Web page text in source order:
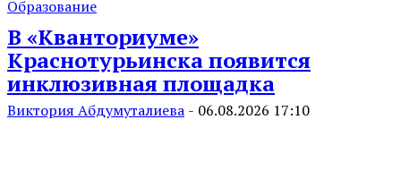
Образование
В «Кванториуме»
Краснотурьинска появится
инклюзивная площадка
Виктория Абдумуталиева - 06.08.2026 17:10